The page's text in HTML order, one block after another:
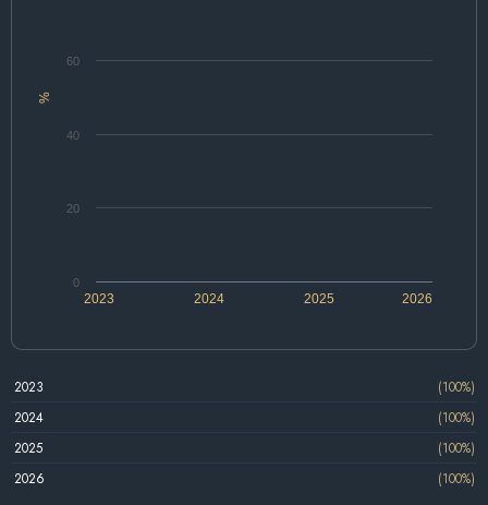
%
2024 2026
2023 2025
0
20
40
60
2023
(100%)
2024
(100%)
2025
(100%)
2026
(100%)